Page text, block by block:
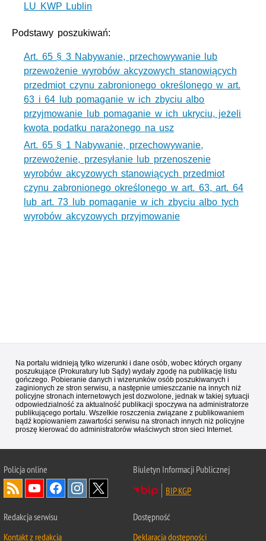
LU KWP Lublin
Podstawy poszukiwań:
Art. 65 § 3 Nabywanie, przechowywanie lub
przewożenie wyrobów akcyzowych stanowiących
przedmiot czynu zabronionego określonego w art.
63 i 64 lub pomaganie w ich zbyciu albo
przyjmowanie lub pomaganie w ich ukryciu, jeżeli
kwota podatku narażonego na usz
Art. 65 § 1 Nabywanie, przechowywanie,
przewożenie, przesyłanie lub przenoszenie
wyrobów akcyzowych stanowiących przedmiot
czynu zabronionego określonego w art. 63, art. 64
lub art. 73 lub pomaganie w ich zbyciu albo tych
wyrobów akcyzowych przyjmowanie
Na portalu widnieją tylko wizerunki i dane osób, wobec których organy
poszukujące (Prokuratury lub Sądy) wydały zgodę na publikację listu
gończego. Pobieranie danych i wizerunków osób poszukiwanych i
zaginionych ze stron serwisu, a następnie umieszczanie na innych niż
policyjne stronach internetowych jest dozwolone, jednak w takiej sytuacji
odpowiedzialność za aktualność publikacji spoczywa na administratorze
publikującego portalu. Wszelkie roszczenia związane z publikowaniem
bądź kopiowaniem zawartości serwisu na stronach innych niż policyjne
proszę kierować do administratorów właściwych stron sieci Internet.
Policjaonline
Biuletyn Informacji Publicznej
BIP KGP
Redakcja serwisu
Kontakt z redakcją
Dostępność
Deklaracja dostępności